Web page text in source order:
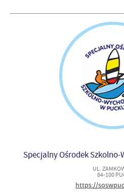
Specjalny Ośrodek
UL.
84-100
https://